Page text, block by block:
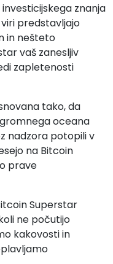
znanja
predstavljajo
in nešteto
vaš zanesljiv
zapletenosti
tako, da
oceana
nadzora potopili v
na Bitcoin
prave
Superstar
ne počutijo
kakovosti in